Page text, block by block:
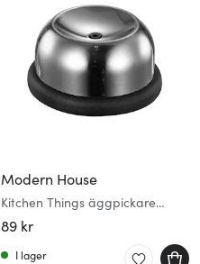
Modern House
Kitchen Things äggpickare
blank
89 kr
I lager